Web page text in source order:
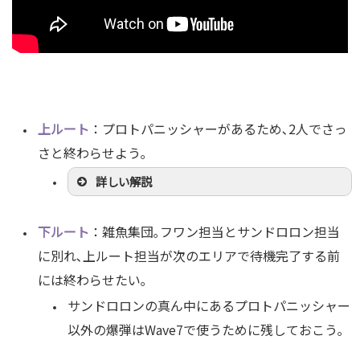
上ルート ：プロトパニッシャーがあるため､2人でさっ
さと終わらせよう｡
詳しい解説
下ルート ：雑魚集団｡フワン担当とサンドロロン担当
に別れ､上ルート担当が次のエリアで待機完了する前
には終わらせたい｡
サンドロロンの真ん中にあるプロトパニッシャー
以外の爆弾はWave7で使うために残しておこう｡